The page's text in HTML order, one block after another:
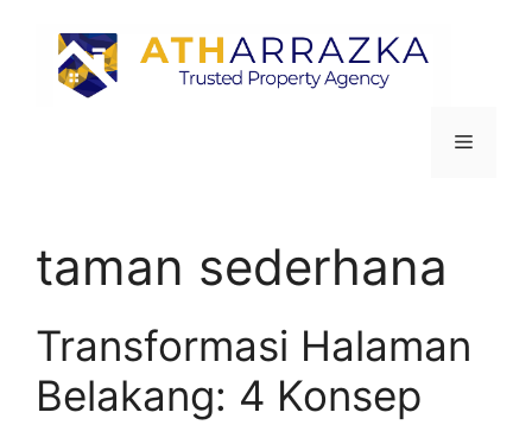
taman sederhana
Transformasi Halaman
Belakang: 4 Konsep